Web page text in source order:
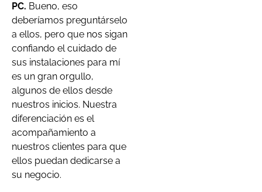
PC. Bueno, eso
deberíamos preguntárselo
a ellos, pero que nos sigan
confiando el cuidado de
sus instalaciones para mí
es un gran orgullo,
algunos de ellos desde
nuestros inicios. Nuestra
diferenciación es el
acompañamiento a
nuestros clientes para que
ellos puedan dedicarse a
su negocio.